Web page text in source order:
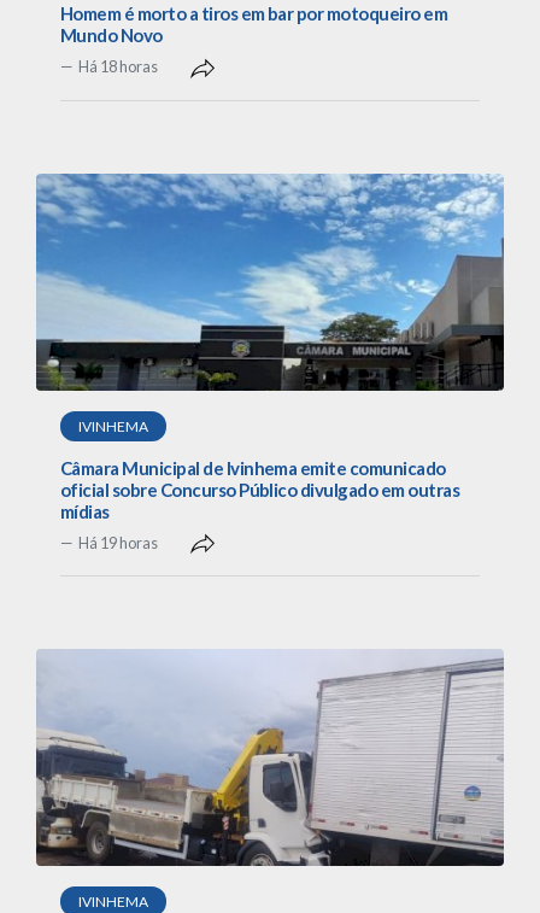
Homem é morto a tiros em bar por motoqueiro em
Mundo Novo
Há 18 horas
IVINHEMA
Câmara Municipal de Ivinhema emite comunicado
oficial sobre Concurso Público divulgado em outras
mídias
Há 19 horas
IVINHEMA